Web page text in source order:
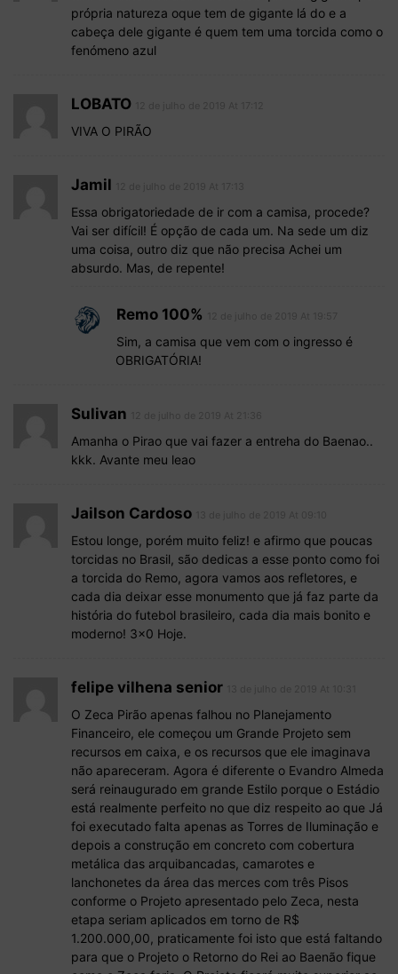
própria natureza oque tem de gigante lá do e a
cabeça dele gigante é quem tem uma torcida como o
fenómeno azul
LOBATO
VIVA O PIRÃO
Jamil
Essa obrigatoriedade de ir com a camisa, procede?
Vai ser difícil! É opção de cada um. Na sede um diz
uma coisa, outro diz que não precisa Achei um
absurdo. Mas, de repente!
Remo 100%
Sim, a camisa que vem com o ingresso é
OBRIGATÓRIA!
Sulivan
Amanha o Pirao que vai fazer a entreha do Baenao..
kkk. Avante meu leao
Jailson Cardoso
Estou longe, porém muito feliz! e afirmo que poucas
torcidas no Brasil, são dedicas a esse ponto como foi
a torcida do Remo, agora vamos aos refletores, e
cada dia deixar esse monumento que já faz parte da
história do futebol brasileiro, cada dia mais bonito e
moderno! 3×0 Hoje.
felipe vilhena senior
O Zeca Pirão apenas falhou no Planejamento
Financeiro, ele começou um Grande Projeto sem
recursos em caixa, e os recursos que ele imaginava
não apareceram. Agora é diferente o Evandro Almeda
será reinaugurado em grande Estilo porque o Estádio
está realmente perfeito no que diz respeito ao que Já
foi executado falta apenas as Torres de Iluminação e
depois a construção em concreto com cobertura
metálica das arquibancadas, camarotes e
lanchonetes da área das merces com três Pisos
conforme o Projeto apresentado pelo Zeca, nesta
etapa seriam aplicados em torno de R$
1.200.000,00, praticamente foi isto que está faltando
para que o Projeto o Retorno do Rei ao Baenão fique